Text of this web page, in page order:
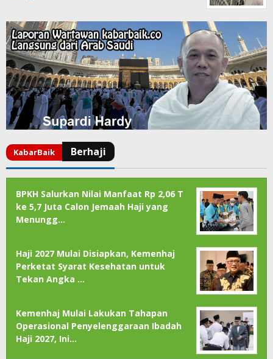
BPKH Salurkan Nilai Manfaat Rp 2,06 T
ke 5,7 Juta Calon Jemaah Haji yang
Menungg…
Haji 2027 Mulai Disiapkan, Kemenhaj
Perketat Syarat Kesehatan untuk
Tekan Angka …
Kemenhaj Mulai Lakukan Tahapan
Operasional Penyelenggaraan Ibadah
Haji 2027, Ini…